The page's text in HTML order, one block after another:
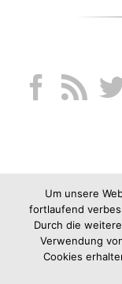
Um unsere
fortlaufend
Durch die
Verwendung
Cookies